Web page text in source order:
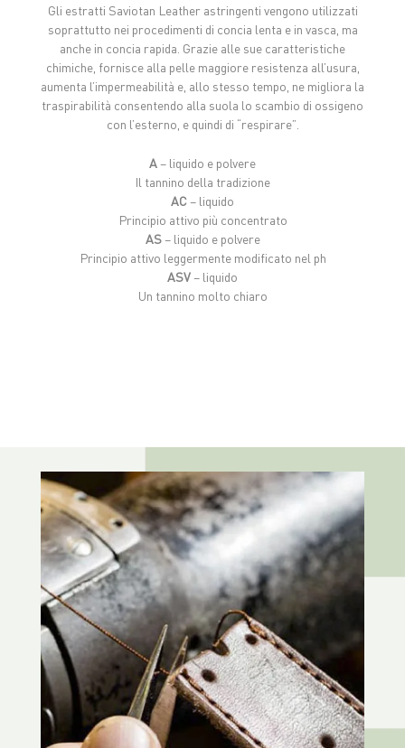
Gli estratti Saviotan Leather astringenti vengono utilizzati
soprattutto nei procedimenti di concia lenta e in vasca, ma
anche in concia rapida. Grazie alle sue caratteristiche
chimiche, fornisce alla pelle maggiore resistenza all’usura,
aumenta l’impermeabilità e, allo stesso tempo, ne migliora la
traspirabilità consentendo alla suola lo scambio di ossigeno
con l’esterno, e quindi di “respirare”.
A– liquido e polvere
Il tannino della tradizione
AC– liquido
Principio attivo più concentrato
AS– liquido e polvere
Principio attivo leggermente modificato nel ph
ASV– liquido
Un tannino molto chiaro